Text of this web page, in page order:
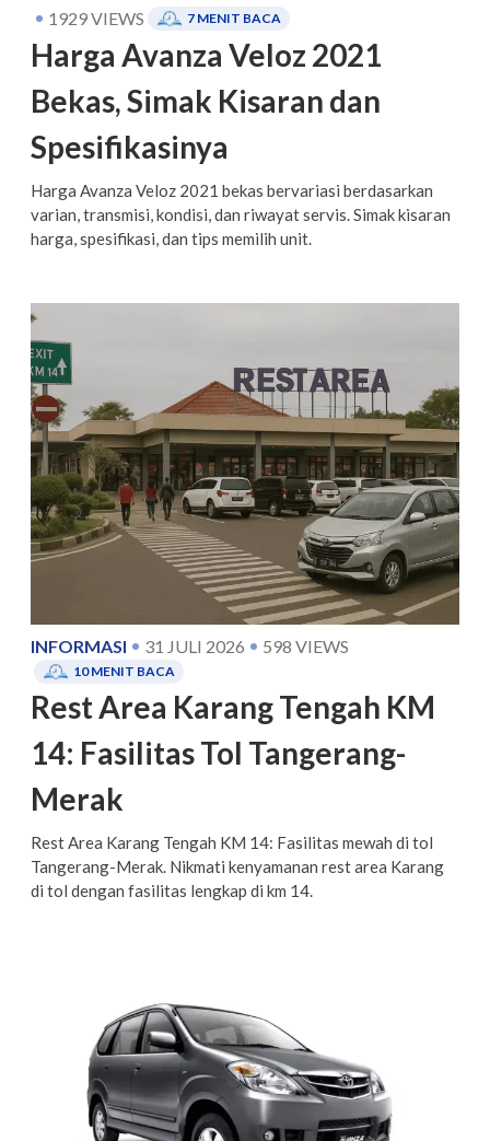
1929VIEWS 7 MENIT BACA
Harga Avanza Veloz 2021
Bekas, Simak Kisaran dan
Spesifikasinya
Harga Avanza Veloz 2021 bekas bervariasi berdasarkan
varian, transmisi, kondisi, dan riwayat servis. Simak kisaran
harga, spesifikasi, dan tips memilih unit.
INFORMASI 31 JULI 2026 598 VIEWS
10MENIT BACA
Rest Area Karang Tengah KM
14: Fasilitas Tol Tangerang-
Merak
Rest Area Karang Tengah KM 14: Fasilitas mewah di tol
Tangerang-Merak. Nikmati kenyamanan rest area Karang
di tol dengan fasilitas lengkap di km 14.